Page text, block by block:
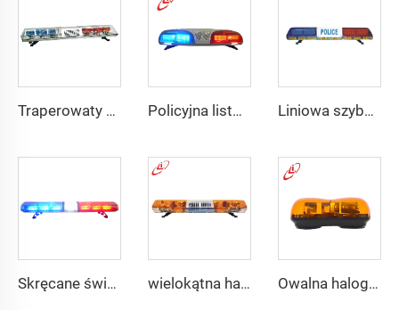
Traperowaty halogenowy reflektor obrotowy PC Policyjna listwa świetlna z wyświetlaczem LED/fluorescencyjnym Liniowa szyba sygnalizacyjna LED na dach
Skręcane światło LED w kształcie okrągu wielokątna halogenowa obracająca się belka świetlna ostrzegawcza Owalna halogenowa żarówka, obracająca się mini belka świetlna